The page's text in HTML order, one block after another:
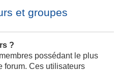
et groupes
?
possédant le plus
forum. Ces utilisateurs